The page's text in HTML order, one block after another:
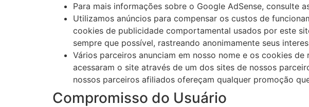
Para mais informações sobre o Google AdSense, consulte
Utilizamos anúncios para compensar os custos de
cookies de publicidade comportamental usados ​​por este
sempre que possível, rastreando anonimamente seus
Vários parceiros anunciam em nosso nome e os cookies
acessaram o site através de um dos sites de nossos
nossos parceiros afiliados ofereçam qualquer promoção
Compromisso do Usuário